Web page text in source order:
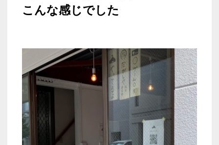
こんな感じでした